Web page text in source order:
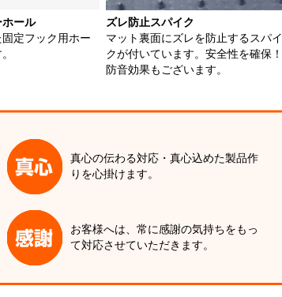
ホール
定フック用ホー
ズレ防止スパイク
マット裏面にズレを防止するスパイ
クが付いています。安全性を確保！
防音効果もございます。
真心の伝わる対応・真心込めた製品作
りを心掛けます。
お客様へは、常に感謝の気持ちをもっ
て対応させていただきます。